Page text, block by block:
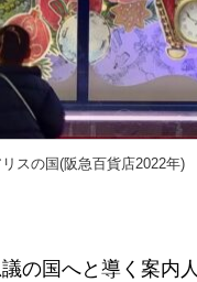
リスの国(阪急百貨店2022年)
の国へと導く案内人